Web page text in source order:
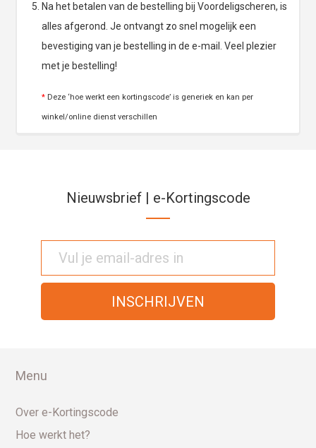
Na het betalen van de bestelling bij Voordeligscheren, is
alles afgerond. Je ontvangt zo snel mogelijk een
bevestiging van je bestelling in de e-mail. Veel plezier
met je bestelling!
* Deze ‘hoe werkt een kortingscode’ is generiek en kan per
winkel/online dienst verschillen
Nieuwsbrief | e-Kortingscode
Menu
Over e-Kortingscode
Hoe werkt het?